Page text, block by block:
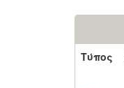
Τύπος